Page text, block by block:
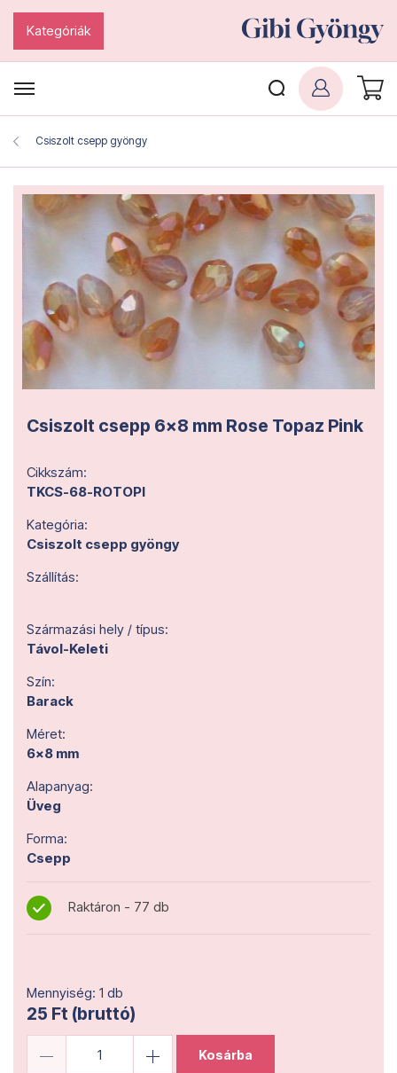
Kategóriák
Csiszolt csepp gyöngy
Csiszolt csepp 6x8 mm Rose Topaz Pink
Cikkszám:
TKCS-68-ROTOPI
Kategória:
Csiszolt csepp gyöngy
Szállítás:
Származási hely / típus:
Távol-Keleti
Szín:
Barack
Méret:
6x8 mm
Alapanyag:
Üveg
Forma:
Csepp
Raktáron - 77 db
Mennyiség: 1 db
25 Ft (bruttó)
Kosárba